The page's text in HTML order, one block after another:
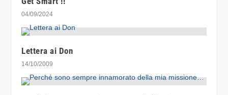
04/09/2024
Lettera ai Don
14/10/2009